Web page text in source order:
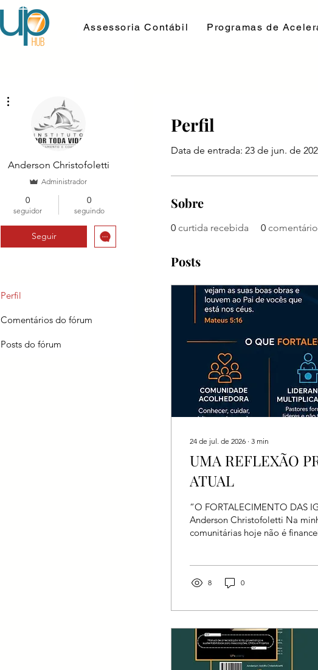
Assessoria Contábil Programas de
Perfil
Data de entrada: 23 de jun. de
Sobre
0 curtida recebida 0
Posts
24 de jul. de 2026 ∙ 3 min
UMA REFLEXÃO
ATUAL
“O FORTALECIMENTO DAS
Anderson Christofoletti Na
comunitárias hoje não é
pertencimento, acolhimento,
8 0
Anderson Christofoletti
Administrador
0
seguidor
0
seguindo
Seguir
Perfil
Comentários do fórum
Posts do fórum